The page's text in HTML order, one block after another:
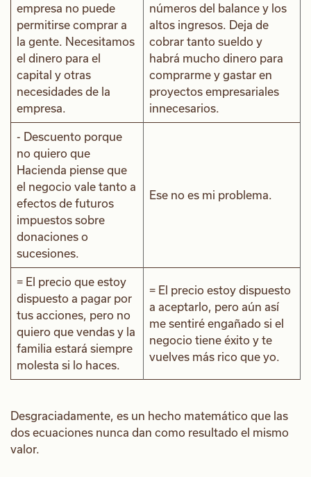
empresa no puede
permitirse comprar a
la gente. Necesitamos
el dinero para el
capital y otras
necesidades de la
empresa.
números del balance y los
altos ingresos. Deja de
cobrar tanto sueldo y
habrá mucho dinero para
comprarme y gastar en
proyectos empresariales
innecesarios.
- Descuento porque
no quiero que
Hacienda piense que
el negocio vale tanto a
efectos de futuros
impuestos sobre
donaciones o
sucesiones.
Ese no es mi problema.
= El precio que estoy
dispuesto a pagar por
tus acciones, pero no
quiero que vendas y la
familia estará siempre
molesta si lo haces.
= El precio estoy dispuesto
a aceptarlo, pero aún así
me sentiré engañado si el
negocio tiene éxito y te
vuelves más rico que yo.
Desgraciadamente, es un hecho matemático que las
dos ecuaciones nunca dan como resultado el mismo
valor.